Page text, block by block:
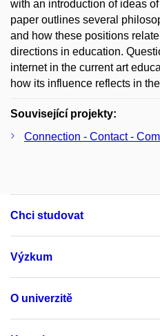
with an introduction of ideas
paper outlines several
and how these positions
directions in education.
internet in the current art
how its influence reflects in
Související projekty:
Connection - Contact -
Chci studovat
Výzkum
O univerzitě